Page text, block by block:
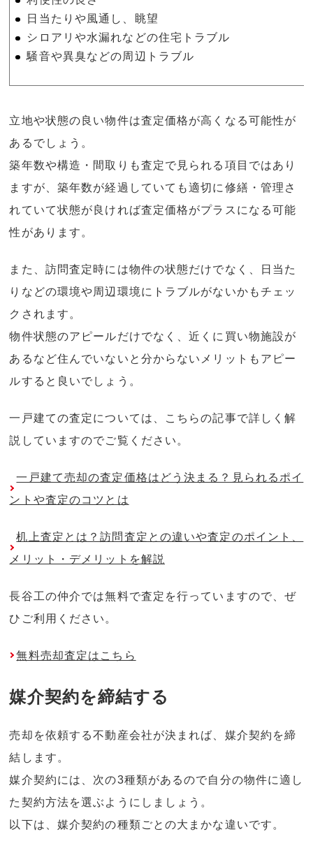
日当たりや風通し、眺望
シロアリや水漏れなどの住宅トラブル
騒音や異臭などの周辺トラブル
立地や状態の良い物件は査定価格が高くなる可能性が
あるでしょう。
築年数や構造・間取りも査定で見られる項目ではあり
ますが、築年数が経過していても適切に修繕・管理さ
れていて状態が良ければ査定価格がプラスになる可能
性があります。
また、訪問査定時には物件の状態だけでなく、日当た
りなどの環境や周辺環境にトラブルがないかもチェッ
クされます。
物件状態のアピールだけでなく、近くに買い物施設が
あるなど住んでいないと分からないメリットもアピー
ルすると良いでしょう。
一戸建ての査定については、こちらの記事で詳しく解
説していますのでご覧ください。
一戸建て売却の査定価格はどう決まる？見られるポイ
ントや査定のコツとは
机上査定とは？訪問査定との違いや査定のポイント、
メリット・デメリットを解説
長谷工の仲介では無料で査定を行っていますので、ぜ
ひご利用ください。
無料売却査定はこちら
媒介契約を締結する
売却を依頼する不動産会社が決まれば、媒介契約を締
結します。
媒介契約には、次の3種類があるので自分の物件に適し
た契約方法を選ぶようにしましょう。
以下は、媒介契約の種類ごとの大まかな違いです。